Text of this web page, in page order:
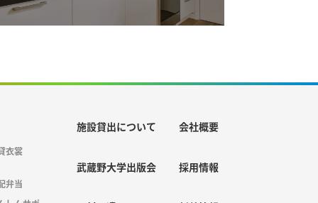
衣裳
弁当
施設貸出について
武蔵野大学出版会
会社概要
採用情報